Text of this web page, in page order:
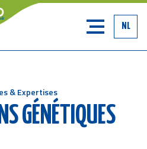
NL
& Expertises
GÉNÉTIQUES